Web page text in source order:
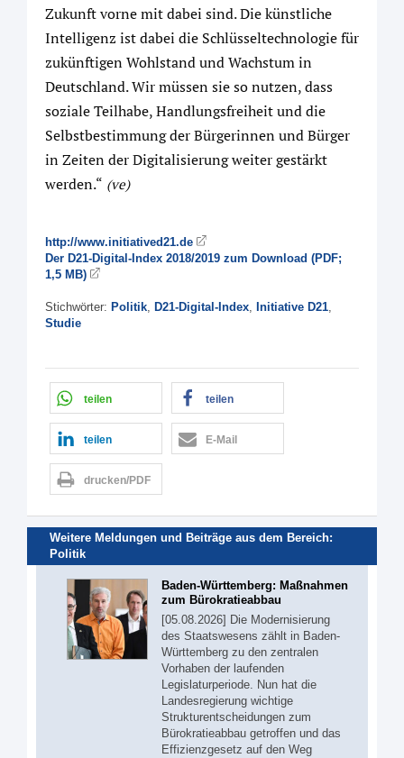
Zukunft vorne mit dabei sind. Die künstliche
Intelligenz ist dabei die Schlüsseltechnologie für
zukünftigen Wohlstand und Wachstum in
Deutschland. Wir müssen sie so nutzen, dass
soziale Teilhabe, Handlungsfreiheit und die
Selbstbestimmung der Bürgerinnen und Bürger
in Zeiten der Digitalisierung weiter gestärkt
werden.“ (ve)
http://www.initiatived21.de
Der D21-Digital-Index 2018/2019 zum Download (PDF;
1,5 MB)
Stichwörter: Politik D21-Digital-Index Initiative D21
Studie
teilen teilen
teilen E-Mail
drucken/PDF
Weitere Meldungen und Beiträge aus dem Bereich:
Politik
Baden-Württemberg: Maßnahmen
zum Bürokratieabbau
[05.08.2026] Die Modernisierung
des Staatswesens zählt in Baden-
Württemberg zu den zentralen
Vorhaben der laufenden
Legislaturperiode. Nun hat die
Landesregierung wichtige
Strukturentscheidungen zum
Bürokratieabbau getroffen und das
Effizienzgesetz auf den Weg